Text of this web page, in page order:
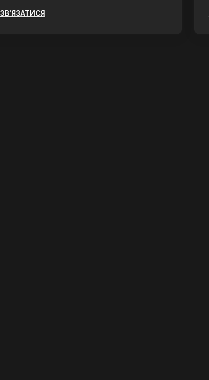
ЗВ'ЯЗАТИСЯ